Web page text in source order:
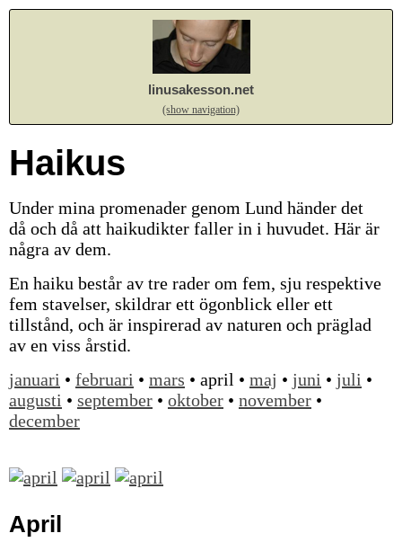
linusakesson.net
(show navigation)
Haikus
Under mina promenader genom Lund händer det
då och då att haikudikter faller in i huvudet. Här är
några av dem.
En haiku består av tre rader om fem, sju respektive
fem stavelser, skildrar ett ögonblick eller ett
tillstånd, och är inspirerad av naturen och präglad
av en viss årstid.
januari • februari • mars • april • maj • juni • juli •
augusti • september • oktober • november •
december
April